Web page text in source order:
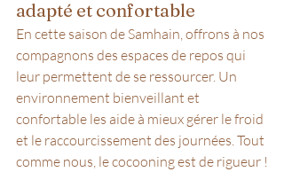
adapté et confortable
En cette saison de Samhain, offrons à nos
compagnons des espaces de repos qui
leur permettent de se ressourcer. Un
environnement bienveillant et
confortable les aide à mieux gérer le froid
et le raccourcissement des journées. Tout
comme nous, le cocooning est de rigueur !